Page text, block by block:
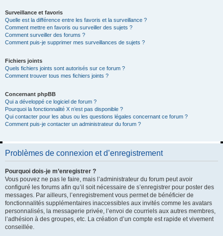
Surveillance et favoris
Quelle est la différence entre les favoris et la surveillance ?
Comment mettre en favoris ou surveiller des sujets ?
Comment surveiller des forums ?
Comment puis-je supprimer mes surveillances de sujets ?
Fichiers joints
Quels fichiers joints sont autorisés sur ce forum ?
Comment trouver tous mes fichiers joints ?
Concernant phpBB
Qui a développé ce logiciel de forum ?
Pourquoi la fonctionnalité X n’est pas disponible ?
Qui contacter pour les abus ou les questions légales concernant ce forum ?
Comment puis-je contacter un administrateur du forum ?
Problèmes de connexion et d’enregistrement
Pourquoi dois-je m’enregistrer ?
Vous pouvez ne pas le faire, mais l’administrateur du forum peut avoir
configuré les forums afin qu’il soit nécessaire de s’enregistrer pour poster des
messages. Par ailleurs, l’enregistrement vous permet de bénéficier de
fonctionnalités supplémentaires inaccessibles aux invités comme les avatars
personnalisés, la messagerie privée, l’envoi de courriels aux autres membres,
l’adhésion à des groupes, etc. La création d’un compte est rapide et vivement
conseillée.